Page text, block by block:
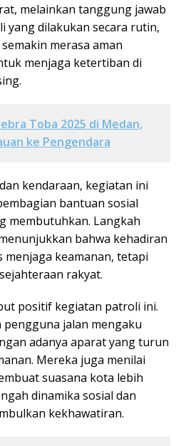
melainkan tanggung jawab
yang dilakukan secara rutin,
merasa aman
menjaga ketertiban di
Toba 2025 di Medan,
ke Pengendara
kendaraan, kegiatan ini
bantuan sosial
membutuhkan. Langkah
bahwa kehadiran
menjaga keamanan, tetapi
rakyat.
positif kegiatan patroli ini.
pengguna jalan mengaku
adanya aparat yang turun
Mereka juga menilai
suasana kota lebih
dinamika sosial dan
kekhawatiran.